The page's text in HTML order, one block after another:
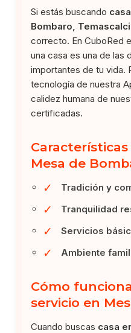
Si estás buscando
Bombaro,
correcto. En CuboRed
una casa es una de las
importantes de tu vida.
tecnología de nuestra
calidez humana de
certificadas.
Mesa de
✓ Tradición y
✓ Tranquilidad
✓ Servicios
✓ Ambiente
Cómo
servicio en
Cuando buscas casa